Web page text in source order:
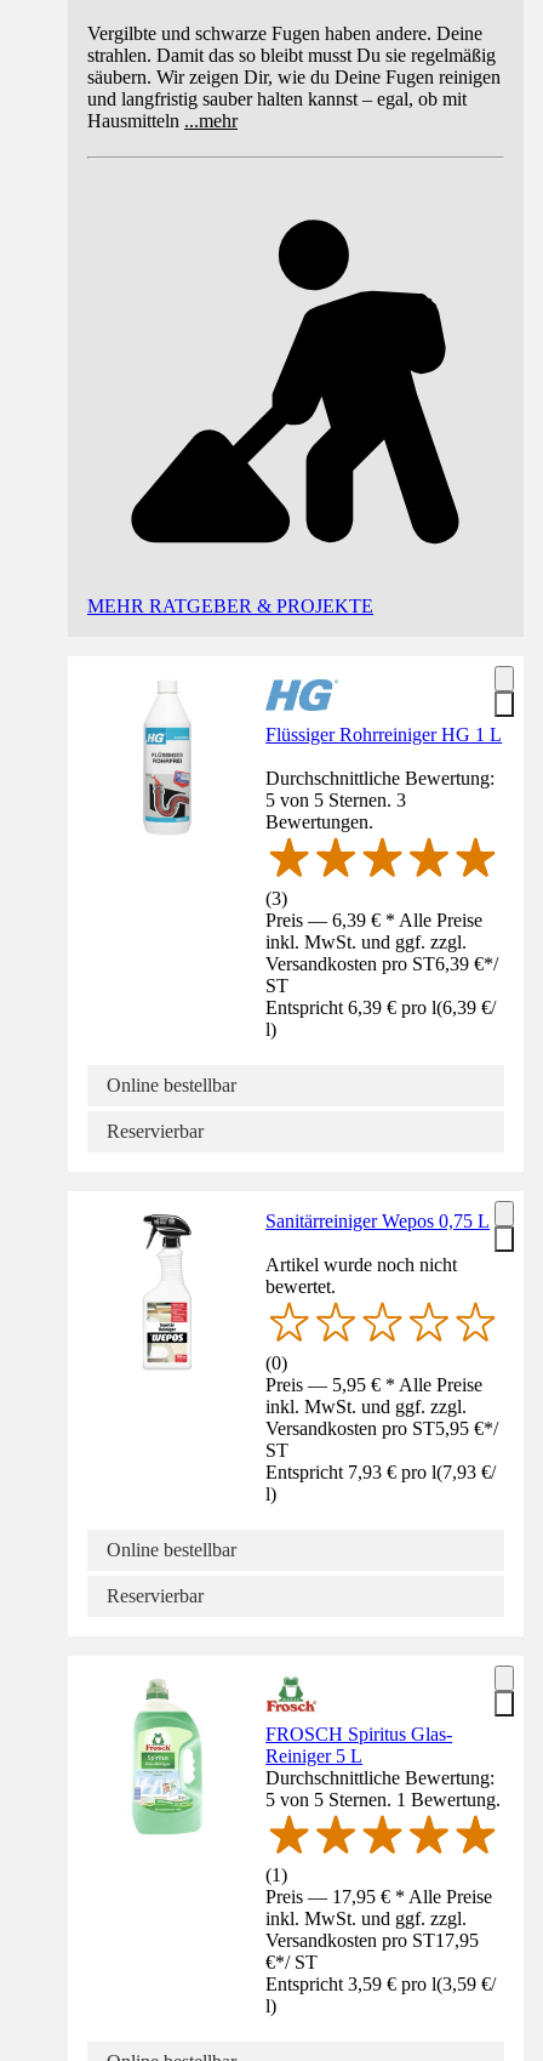
Vergilbte und schwarze Fugen haben andere. Deine
strahlen. Damit das so bleibt musst Du sie regelmäßig
säubern. Wir zeigen Dir, wie du Deine Fugen reinigen
und langfristig sauber halten kannst – egal, ob mit
Hausmitteln ...mehr
MEHR RATGEBER & PROJEKTE
Flüssiger Rohrreiniger HG 1 L
Durchschnittliche Bewertung:
5 von 5 Sternen. 3
Bewertungen.
(3)
Preis — 6,39 € * Alle Preise
inkl. MwSt. und ggf. zzgl.
Versandkosten pro ST6,39 €*/
ST
Entspricht 6,39 € pro l(6,39 €/
l)
Online bestellbar
Reservierbar
Sanitärreiniger Wepos 0,75 L
Artikel wurde noch nicht
bewertet.
(0)
Preis — 5,95 € * Alle Preise
inkl. MwSt. und ggf. zzgl.
Versandkosten pro ST5,95 €*/
ST
Entspricht 7,93 € pro l(7,93 €/
l)
Online bestellbar
Reservierbar
FROSCH Spiritus Glas-
Reiniger 5 L
Durchschnittliche Bewertung:
5 von 5 Sternen. 1 Bewertung.
(1)
Preis — 17,95 € * Alle Preise
inkl. MwSt. und ggf. zzgl.
Versandkosten pro ST17,95
€*/ ST
Entspricht 3,59 € pro l(3,59 €/
l)